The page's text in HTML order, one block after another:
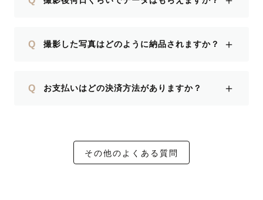
Q 撮影した写真はどのように納品されますか？ ＋
Q お支払いはどの決済方法がありますか？ ＋
その他のよくある質問